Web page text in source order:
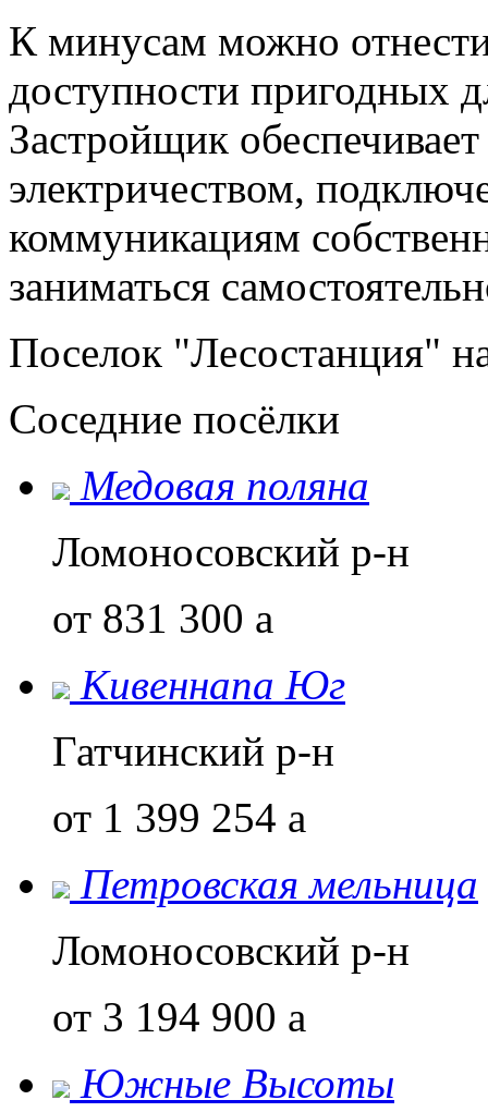
К минусам можно
доступности пригодных
Застройщик
электричеством,
коммуникациям
заниматься
Поселок "Лесостанция"
Соседние посёлки
Медовая поляна
Ломоносовский р-н
от 831 300 a
Кивеннапа Юг
Гатчинский р-н
от 1 399 254 a
Петровская мельница
Ломоносовский р-н
от 3 194 900 a
Южные Высоты